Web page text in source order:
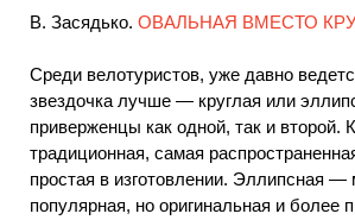
В. Засядько. ОВАЛЬНАЯ ВМЕСТО
Среди велотуристов, уже давно
звездочка лучше — круглая или
приверженцы как одной, так и второй.
традиционная, самая
простая в изготовлении. Эллипсная —
популярная, но оригинальная и более